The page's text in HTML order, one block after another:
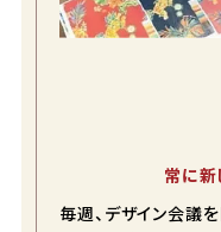
常に新
毎週、デザイン会議